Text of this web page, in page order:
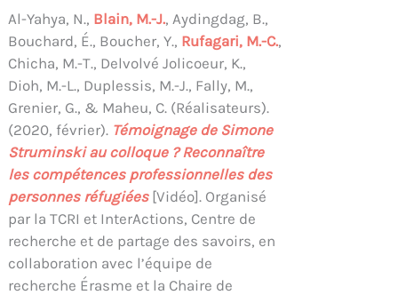
Al-Yahya, N., Blain, M.-J., Aydingdag, B.,
Bouchard, É., Boucher, Y., Rufagari, M.-C.,
Chicha, M.-T., Delvolvé Jolicoeur, K.,
Dioh, M.-L., Duplessis, M.-J., Fally, M.,
Grenier, G., & Maheu, C. (Réalisateurs).
(2020, février). Témoignage de Simone
Struminski au colloque ? Reconnaître
les compétences professionnelles des
personnes réfugiées[Vidéo]. Organisé
par la TCRI et InterActions, Centre de
recherche et de partage des savoirs, en
collaboration avec l’équipe de
recherche Érasme et la Chaire de